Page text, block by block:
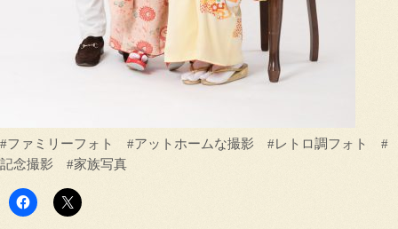
#ファミリーフォト #アットホームな撮影 #レトロ調フォト #
記念撮影 #家族写真